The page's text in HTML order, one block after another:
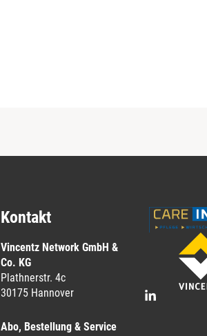
Kontakt
Vincentz Network GmbH &
Co. KG
Plathnerstr. 4c
30175 Hannover
Abo, Bestellung & Service